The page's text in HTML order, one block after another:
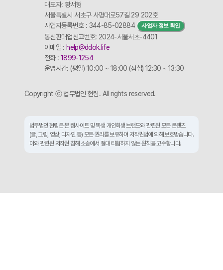
대표자: 황서형
서울특별시 서초구 사평대로57길 29 202호
사업자등록번호 : 344-85-02884
사업자 정보 확인
통신판매업신고번호: 2024-서울서초-4401
이메일 : help@ddok.life
전화 : 1899-1254
운영시간: (평일) 10:00 ~ 18:00 (점심) 12:30 ~ 13:30
Copyright ⓒ 법무법인 현림. All rights reserved.
법무법인 현림은 본 웹사이트 및 똑생 개인회생 브랜드와 관련된 모든 콘텐츠
(글, 그림, 영상, 디자인 등) 모든 권리를 보유하며 저작권법에 의해 보호받습니다.
이와 관련된 저작권 침해 소송에서 절대 타협하지 않는 원칙을 고수합니다.